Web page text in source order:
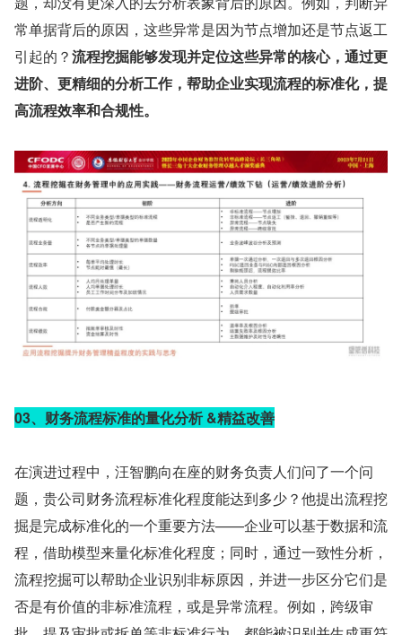
常单据背后的原因，这些异常是因为节点增加还是节点返工
引起的？流程挖掘能够发现并定位这些异常的核心，通过更
进阶、更精细的分析工作，帮助企业实现流程的标准化，提
高流程效率和合规性。
03、财务流程标准的量化分析 &精益改善
在演进过程中，汪智鹏向在座的财务负责人们问了一个问
题，贵公司财务流程标准化程度能达到多少？他提出流程挖
掘是完成标准化的一个重要方法——企业可以基于数据和流
程，借助模型来量化标准化程度；同时，通过一致性分析，
流程挖掘可以帮助企业识别非标原因，并进一步区分它们是
否是有价值的非标准流程，或是异常流程。例如，跨级审